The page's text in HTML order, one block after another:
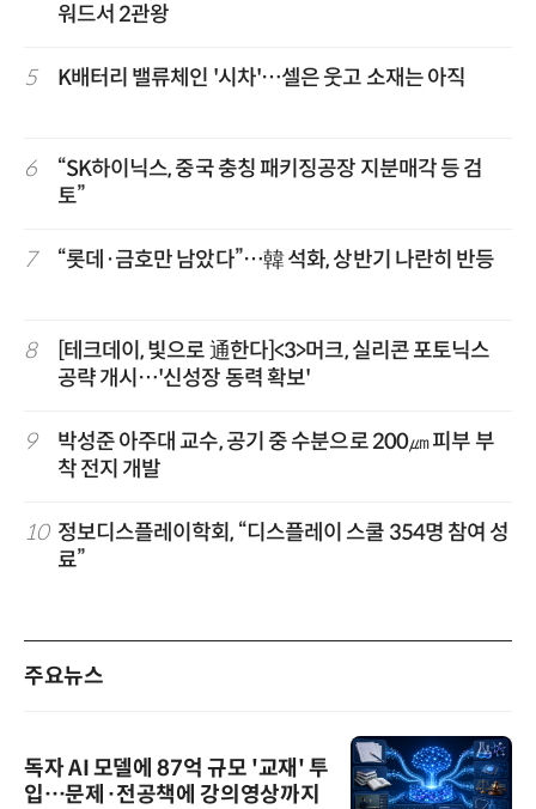
워드서 2관왕
5 K배터리 밸류체인 '시차'…셀은 웃고 소재는 아직
6
“SK하이닉스, 중국 충칭 패키징공장 지분매각 등 검
토”
7 “롯데·금호만 남았다”…韓 석화, 상반기 나란히 반등
8
[테크데이, 빛으로 通한다]<3>머크, 실리콘 포토닉스
공략 개시…'신성장 동력 확보'
9
박성준 아주대 교수, 공기 중 수분으로 200㎛ 피부 부
착 전지 개발
10 정보디스플레이학회, “디스플레이 스쿨 354명 참여 성
료”
주요뉴스
독자 AI 모델에 87억 규모 '교재' 투
입…문제·전공책에 강의영상까지